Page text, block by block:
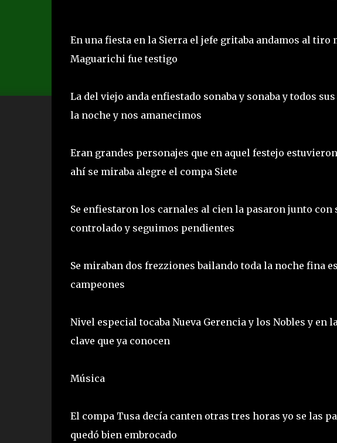
En una fiesta en la Sierra el jefe gritaba andamos al tiro
Maguarichi fue testigo
La del viejo anda enfiestado sonaba y sonaba y todos
la noche y nos amanecimos
Eran grandes personajes que en aquel festejo
ahí se miraba alegre el compa Siete
Se enfiestaron los carnales al cien la pasaron junto con
controlado y seguimos pendientes
Se miraban dos frezziones bailando toda la noche fina
campeones
Nivel especial tocaba Nueva Gerencia y los Nobles y en
clave que ya conocen
Música
El compa Tusa decía canten otras tres horas yo se las
quedó bien embrocado